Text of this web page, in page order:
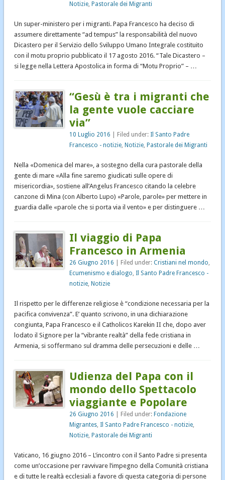
Notizie ,Pastorale dei Migranti
Un super-ministero per i migranti. Papa Francesco ha deciso di
assumere direttamente “ad tempus” la responsabilità del nuovo
Dicastero per il Servizio dello Sviluppo Umano Integrale costituito
con il motu proprio pubblicato il 17 agosto 2016. “Tale Dicastero –
si legge nella Lettera Apostolica in forma di “Motu Proprio” – …
“Gesù è tra i migranti che
la gente vuole cacciare
via”
10 Luglio 2016 | Filed under: Il Santo Padre
Francesco - notizie ,Notizie ,Pastorale dei Migranti
Nella «Domenica del mare», a sostegno della cura pastorale della
gente di mare «Alla fine saremo giudicati sulle opere di
misericordia», sostiene all’Angelus Francesco citando la celebre
canzone di Mina (con Alberto Lupo) «Parole, parole» per mettere in
guardia dalle «parole che si porta via il vento» e per distinguere …
Il viaggio di Papa
Francesco in Armenia
26 Giugno 2016 | Filed under:Cristiani nel mondo
Ecumenismo e dialogo Il Santo Padre Francesco -
notizie ,Notizie
Il rispetto per le differenze religiose è “condizione necessaria per la
pacifica convivenza”. E’ quanto scrivono, in una dichiarazione
congiunta, Papa Francesco e il Catholicos Karekin II che, dopo aver
lodato il Signore per la “vibrante realtà” della fede cristiana in
Armenia, si soffermano sul dramma delle persecuzioni e delle …
Udienza del Papa con il
mondo dello Spettacolo
viaggiante e Popolare
26 Giugno 2016 | Filed under:Fondazione
Migrantes Il Santo Padre Francesco - notizie
Notizie ,Pastorale dei Migranti
Vaticano, 16 giugno 2016 – L’incontro con il Santo Padre si presenta
come un’occasione per ravvivare l’impegno della Comunità cristiana
e di tutte le realtà ecclesiali a favore di questa categoria di persone